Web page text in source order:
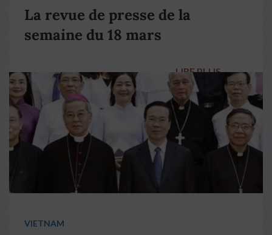
La revue de presse de la
semaine du 18 mars
LIRE PLUS →
VIETNAM